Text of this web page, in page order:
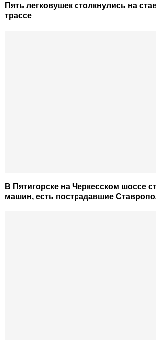
Пять легковушек столкнулись на
трассе
В Пятигорске на Черкесском шоссе
машин, есть пострадавшие